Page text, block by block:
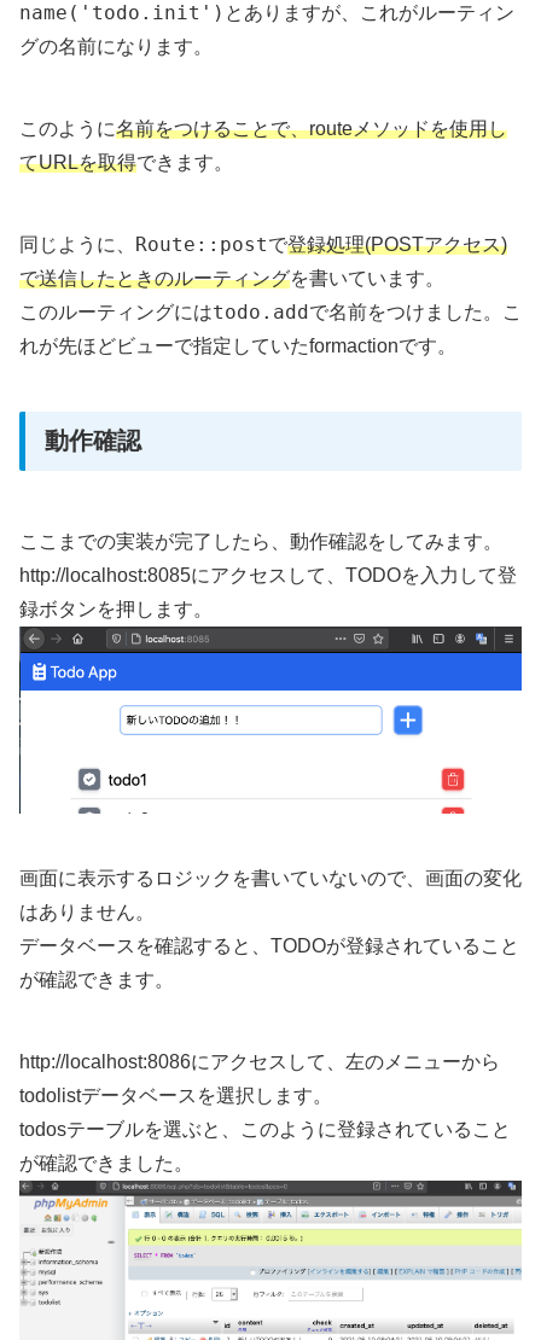
name('todo.init') とありますが、これがルーティン
グの名前になります。
このように名前をつけることで、routeメソッドを使用し
てURLを取得できます。
同じように、 Route::postで登録処理(POSTアクセス)
で送信したときのルーティングを書いています。
このルーティングにはtodo.add で名前をつけました。こ
れが先ほどビューで指定していたformactionです。
動作確認
ここまでの実装が完了したら、動作確認をしてみます。
http://localhost:8085にアクセスして、TODOを入力して登
録ボタンを押します。
画面に表示するロジックを書いていないので、画面の変化
はありません。
データベースを確認すると、TODOが登録されていること
が確認できます。
http://localhost:8086にアクセスして、左のメニューから
todolistデータベースを選択します。
todosテーブルを選ぶと、このように登録されていること
が確認できました。